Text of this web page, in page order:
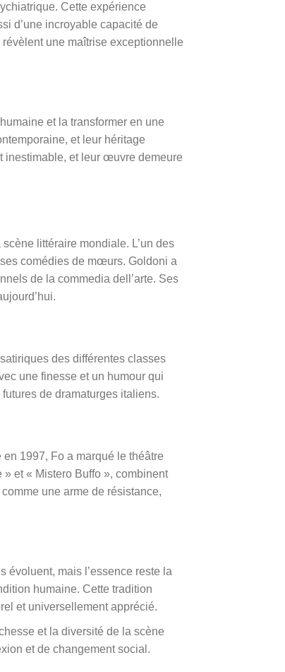
Cette expérience
d’une incroyable capacité de
une maîtrise exceptionnelle
et la transformer en une
et leur héritage
inestimable, et leur œuvre demeure
littéraire mondiale. L’un des
comédies de mœurs. Goldoni a
de la commedia dell’arte. Ses
des différentes classes
une finesse et un humour qui
de dramaturges italiens.
en 1997, Fo a marqué le théâtre
et « Mistero Buffo », combinent
une arme de résistance,
évoluent, mais l’essence reste la
humaine. Cette tradition
et universellement apprécié.
et la diversité de la scène
et de changement social.